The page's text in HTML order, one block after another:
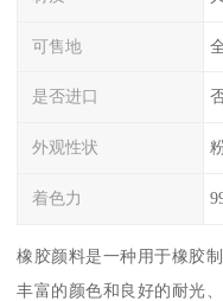
可售地
是否进口
外观性状
着色力
橡胶颜料是一种用于橡胶
丰富的颜色和良好的耐光